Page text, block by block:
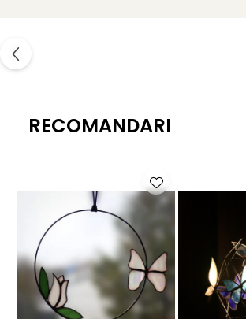
RECOMANDARI